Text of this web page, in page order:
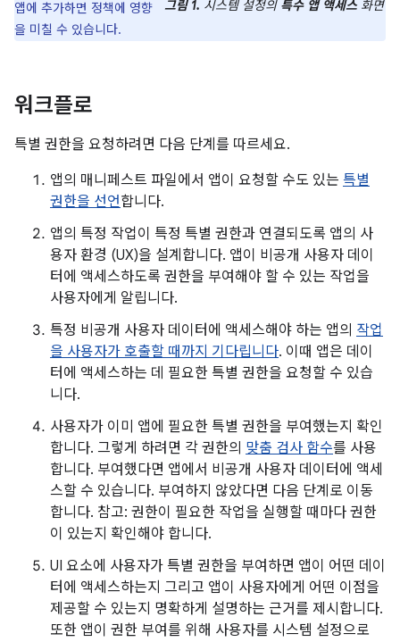
그림 1. 시스템 설정의 특수 앱 액세스 화면
앱에 추가하면 정책에 영향
을 미칠 수 있습니다.
워크플로
특별 권한을 요청하려면 다음 단계를 따르세요.
앱의 매니페스트 파일에서 앱이 요청할 수도 있는 특별
권한을 선언합니다.
앱의 특정 작업이 특정 특별 권한과 연결되도록 앱의 사
용자 환경 (UX)을 설계합니다. 앱이 비공개 사용자 데이
터에 액세스하도록 권한을 부여해야 할 수 있는 작업을
사용자에게 알립니다.
특정 비공개 사용자 데이터에 액세스해야 하는 앱의 작업
을 사용자가 호출할 때까지 기다립니다. 이때 앱은 데이
터에 액세스하는 데 필요한 특별 권한을 요청할 수 있습
니다.
사용자가 이미 앱에 필요한 특별 권한을 부여했는지 확인
합니다. 그렇게 하려면 각 권한의 맞춤 검사 함수를 사용
합니다. 부여했다면 앱에서 비공개 사용자 데이터에 액세
스할 수 있습니다. 부여하지 않았다면 다음 단계로 이동
합니다. 참고: 권한이 필요한 작업을 실행할 때마다 권한
이 있는지 확인해야 합니다.
UI 요소에 사용자가 특별 권한을 부여하면 앱이 어떤 데이
터에 액세스하는지 그리고 앱이 사용자에게 어떤 이점을
제공할 수 있는지 명확하게 설명하는 근거를 제시합니다.
또한 앱이 권한 부여를 위해 사용자를 시스템 설정으로